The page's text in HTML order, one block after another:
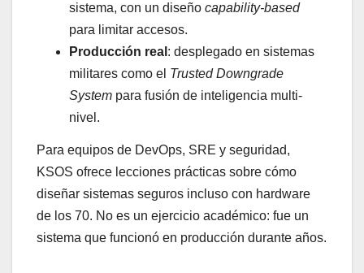
sistema, con un diseño capability-based
para limitar accesos.
Producción real : desplegado en sistemas
militares como el Trusted Downgrade
System para fusión de inteligencia multi-
nivel.
Para equipos de DevOps, SRE y seguridad,
KSOS ofrece lecciones prácticas sobre cómo
diseñar sistemas seguros incluso con hardware
de los 70. No es un ejercicio académico: fue un
sistema que funcionó en producción durante años.